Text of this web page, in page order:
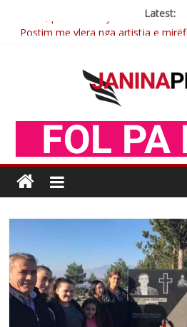
Latest:
Postim me vlera nga artistja e
Brahim Çekaj njē veprimtar i
Sulm , pse të dua ty